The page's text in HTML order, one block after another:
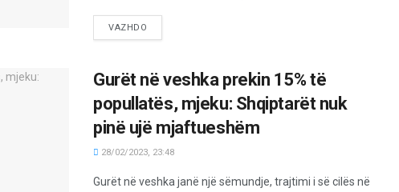
VAZHDO
Gurët në veshka prekin 15% të
popullatës, mjeku: Shqiptarët nuk
pinë ujë mjaftueshëm
28/02/2023, 23:48
Gurët në veshka janë një sëmundje, trajtimi i së cilës në